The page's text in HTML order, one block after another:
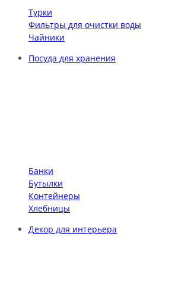
Турки
Фильтры для очистки воды
Чайники
Посуда для хранения
Банки
Бутылки
Контейнеры
Хлебницы
Декор для интерьера